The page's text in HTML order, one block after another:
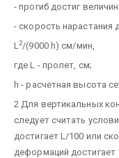
- прогиб достиг
- скорость нарастания
L2/(9000 h) см/мин,
где L - пролет, см;
h - расчетная высота
2 Для вертикальных
следует считать
достигает L/100 или
деформаций